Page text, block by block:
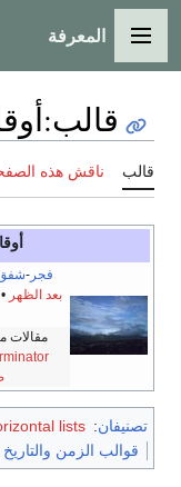
القائمة الرئيسية
المعرفة
قالب:
قالب ناقش هذه
فجر -
بعد الظهر
مقالات
تصنيفان:
lists
قوالب الزمن والتاريخ